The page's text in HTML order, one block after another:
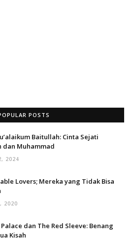
POSTS
Baitullah: Cinta Sejati
dan Muhammad
2024
Lovers; Mereka yang Tidak Bisa
2020
dan The Red Sleeve: Benang
Kisah